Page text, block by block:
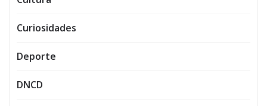
Curiosidades
Deporte
DNCD